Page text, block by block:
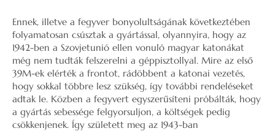
Ennek, illetve a fegyver bonyolultságának következtében
folyamatosan csúsztak a gyártással, olyannyira, hogy az
1942-ben a Szovjetunió ellen vonuló magyar katonákat
még nem tudták felszerelni a géppisztollyal. Mire az első
39M-ek elérték a frontot, rádöbbent a katonai vezetés,
hogy sokkal többre lesz szükség, így további rendeléseket
adtak le. Közben a fegyvert egyszerűsíteni próbálták, hogy
a gyártás sebessége felgyorsuljon, a költségek pedig
csökkenjenek. Így született meg az 1943-ban